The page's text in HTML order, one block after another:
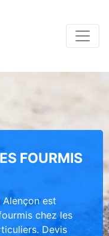
FOURMIS
est
chez les
Devis